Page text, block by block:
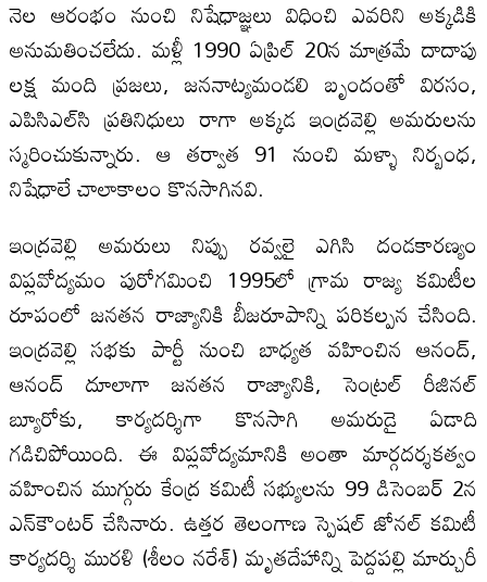
నెల ఆరంభం నుంచి నిషేధాజ్ఞలు విధించి ఎవరిని అక్కడికి
అనుమతించలేదు. మళ్లీ 1990 ఏప్రిల్‌ 20న మాత్రమే దాదాపు
లక్ష మంది ప్రజలు, జననాట్యమండలి బృందంతో విరసం,
ఎపిసిఎల్‌సి ప్రతినిధులు రాగా అక్కడ ఇంద్రవెల్లి అమరులను
స్మరించుకున్నారు. ఆ తర్వాత 91 నుంచి మళ్ళా నిర్బంధ,
నిషేధాలే చాలాకాలం కొనసాగినవి.
ఇంద్రవెల్లి అమరులు నిప్పు రవ్వలై ఎగిసి దండకారణ్యం
విప్లవోద్యమం పురోగమించి 1995లో గ్రామ రాజ్య కమిటీల
రూపంలో జనతన రాజ్యానికి బీజరూపాన్ని పరికల్పన చేసింది.
ఇంద్రవెల్లి సభకు పార్టీ నుంచి బాధ్యత వహించిన ఆనంద్‌,
ఆనంద్‌ దూలాగా జనతన రాజ్యానికి, సెంట్రల్‌ రీజినల్‌
బ్యూరోకు, కార్యదర్శిగా కొనసాగి అమరుడై ఏడాది
గడిచిపోయింది. ఈ విప్లవోద్యమానికి అంతా మార్గదర్శకత్వం
వహించిన ముగ్గురు కేంద్ర కమిటీ సభ్యులను 99 డిసెంబర్‌ 2న
ఎన్‌కౌంటర్‌ చేసినారు. ఉత్తర తెలంగాణ స్పెషల్‌ జోనల్‌ కమిటీ
కార్యదర్శి మురళి (శీలం నరేశ్‌) మృతదేహాన్ని పెద్దపల్లి మార్చురీ